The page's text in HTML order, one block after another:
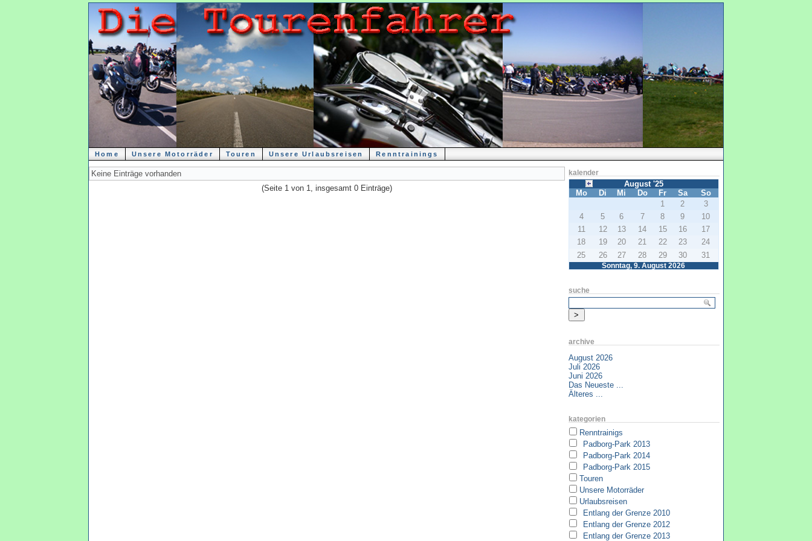
Home Unsere Motorräder Touren Unsere Urlaubsreisen Renntrainings
Keine Einträge vorhanden
(Seite 1 von 1, insgesamt 0 Einträge)
kalender
August '25
Mo
Di Mi Do Fr Sa So
Sonntag, 9. August 2026
1 2
3
4
5 6 7 8 9
10
11
12 13 14 15 16
17
18
19 20 21 22 23
24
25
26 27 28 29 30 31
suche
archive
August 2026
Juli 2026
Juni 2026
Das Neueste ...
Älteres ...
kategorien
Renntrainigs
Padborg-Park 2013
Padborg-Park 2014
Padborg-Park 2015
Touren
Unsere Motorräder
Urlaubsreisen
Entlang der Grenze 2010
Entlang der Grenze 2012
Entlang der Grenze 2013